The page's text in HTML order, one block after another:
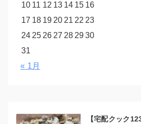
10 11 12 13 14 15 16
17 18 19202122 23
24252627 282930
31
« 1月
【宅配クック